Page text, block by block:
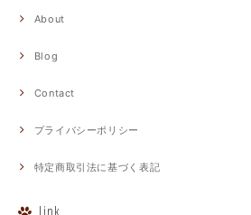
About
Blog
Contact
プライバシーポリシー
特定商取引法に基づく表記